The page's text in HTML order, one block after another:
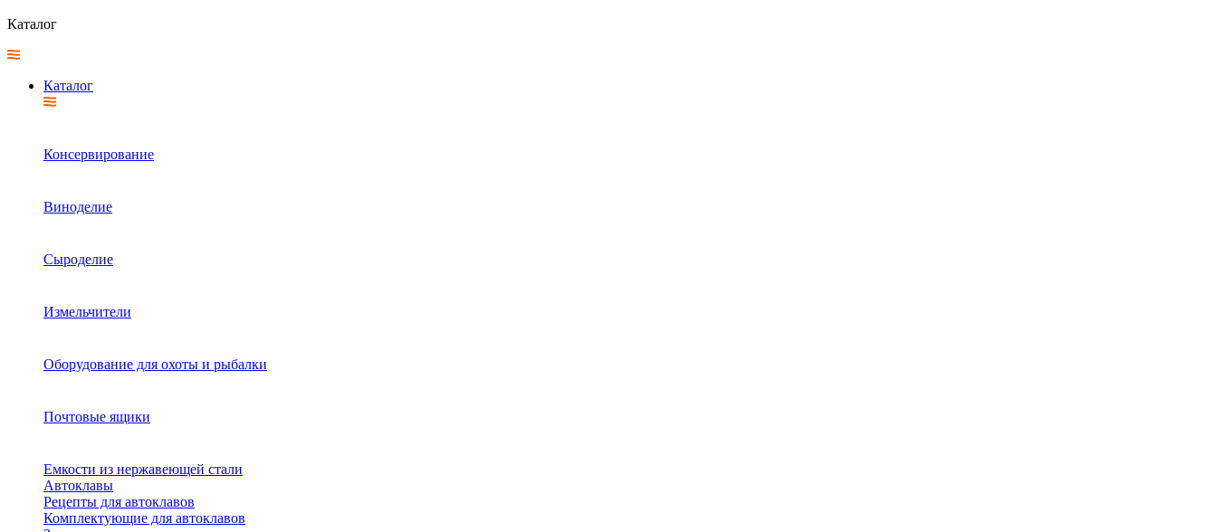
Каталог
Каталог
Консервирование
Виноделие
Сыроделие
Измельчители
Оборудование для охоты и рыбалки
Почтовые ящики
Емкости из нержавеющей стали
Автоклавы
Рецепты для автоклавов
Комплектующие для автоклавов